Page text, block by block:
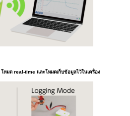
หมด real-time และโหมดเก็บข้อมูลไว้ในเครื่อง